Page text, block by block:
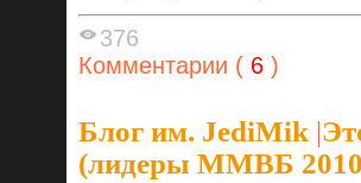
376
Комментарии ( 6 )
Блог им. JediMik |
(лидеры ММВБ